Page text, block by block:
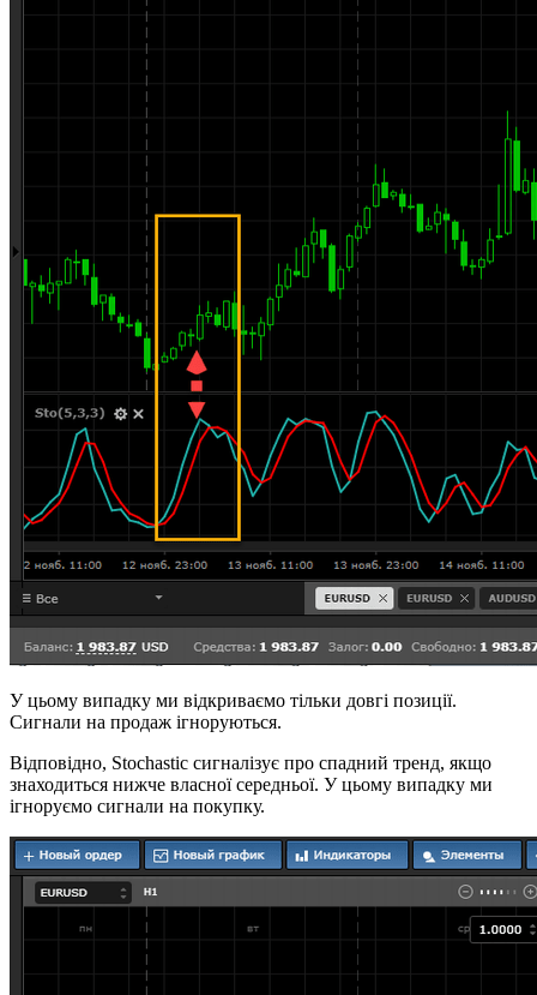
У цьому випадку ми відкриваємо тільки довгі позиції.
Сигнали на продаж ігноруються.
Відповідно, Stochastic сигналізує про спадний тренд, якщо
знаходиться нижче власної середньої. У цьому випадку ми
ігноруємо сигнали на покупку.